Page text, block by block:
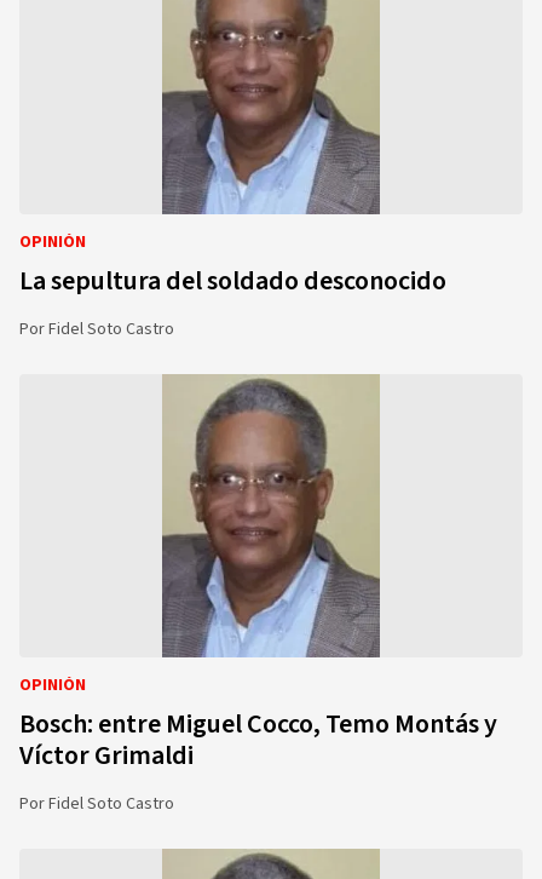
OPINIÓN
La sepultura del soldado desconocido
PorFidel Soto Castro
OPINIÓN
Bosch: entre Miguel Cocco, Temo Montás y
Víctor Grimaldi
PorFidel Soto Castro